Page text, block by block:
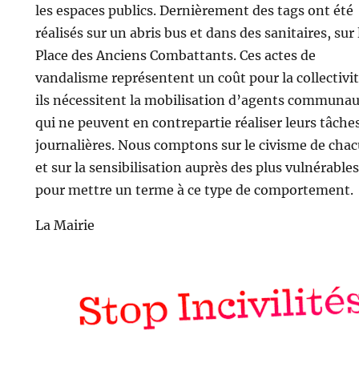
les espaces publics. Dernièrement des tags ont été
réalisés sur un abris bus et dans des sanitaires, sur
Place des Anciens Combattants. Ces actes de
vandalisme représentent un coût pour la
ils nécessitent la mobilisation d’agents
qui ne peuvent en contrepartie réaliser leurs
journalières. Nous comptons sur le civisme de
et sur la sensibilisation auprès des plus vulnérables
pour mettre un terme à ce type de comportement.
La Mairie